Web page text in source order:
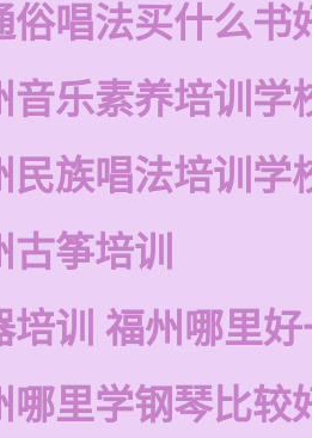
俗唱法买什么书
音乐素养培训学
民族唱法培训学
古筝培训
培训 福州哪里
哪里学钢琴比较